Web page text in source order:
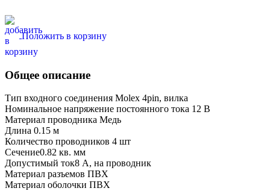
Положить в корзину
Общее описание
Тип входного соединения Molex 4pin, вилка
Номинальное напряжение постоянного тока 12 В
Материал проводника Медь
Длина 0.15 м
Количество проводников 4 шт
Сечение0.82 кв. мм
Допустимый ток8 А, на проводник
Материал разъемов ПВХ
Материал оболочки ПВХ